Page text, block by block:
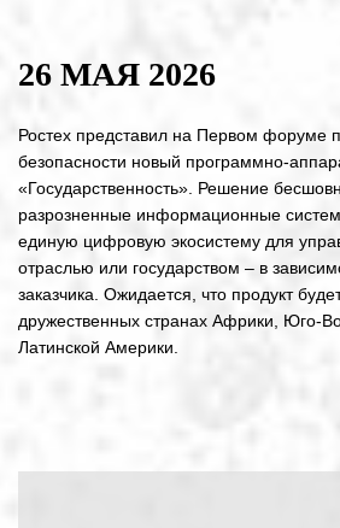
26 МАЯ 2026
Ростех представил на Первом форуме
безопасности новый программно-
«Государственность». Решение
разрозненные информационные
единую цифровую экосистему для
отраслью или государством – в
заказчика. Ожидается, что продукт
дружественных странах Африки, Юго-
Латинской Америки.